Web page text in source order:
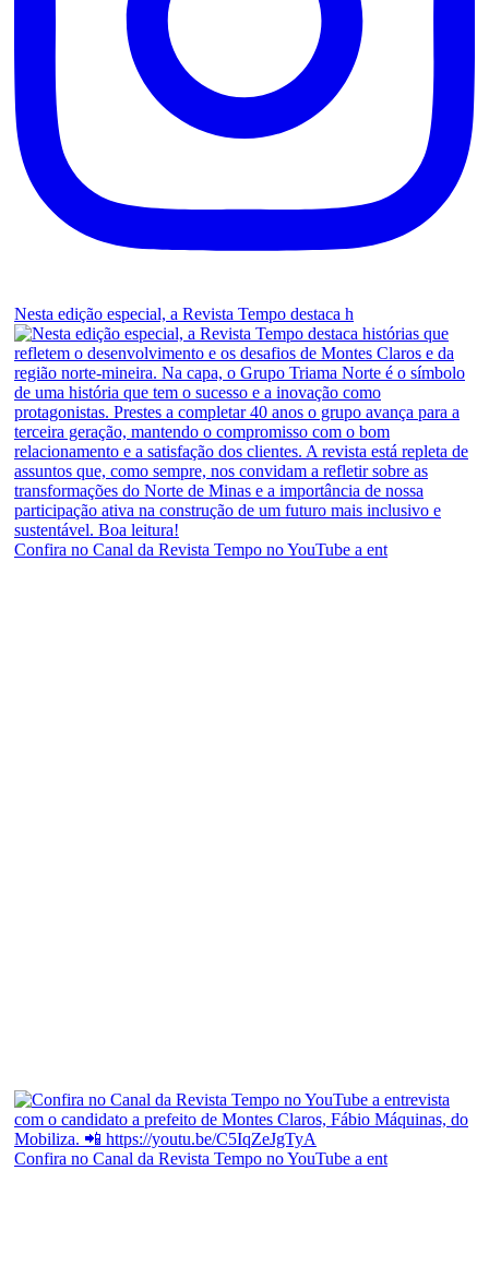
Nesta edição especial, a Revista Tempo destaca h
Confira no Canal da Revista Tempo no YouTube a ent
Confira no Canal da Revista Tempo no YouTube a ent